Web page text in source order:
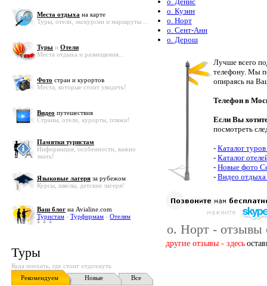
Места отдыха на карте
Туры, отели, экскурсии и маршруты ...
Туры и Отели
Места отдыха и размещения...
Фото стран и курортов
Места, которые стоит увидеть!
Видео путешествия
Страны, отели, курорты, пляжи!
Памятки туристам
Информация, особенности, важно
знать!
Языковые лагеря за рубежом
Курсы, школы, детские лагеря!
Ваш блог на Avialine.com
Туристам - Турфирмам - Отелям
Туры
Куда поехать, где стоит отдохнуть
Рекомендуем
Новые Все
о. Кузин
о. Норт
о. Сент-Анн
о. Дерош
Лучше всего
телефону. Мы
опираясь на
Телефон в
Если Вы
посмотреть
- Каталог
- Каталог
- Новые фото
- Видео
о. Норт - отзывы
другие отзывы - здесь